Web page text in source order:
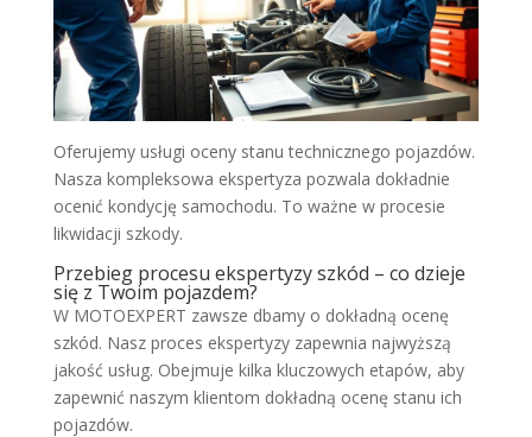
Oferujemy usługi oceny stanu technicznego pojazdów.
Nasza kompleksowa ekspertyza pozwala dokładnie
ocenić kondycję samochodu. To ważne w procesie
likwidacji szkody.
Przebieg procesu ekspertyzy szkód – co dzieje
się z Twoim pojazdem?
W MOTOEXPERT zawsze dbamy o dokładną ocenę
szkód. Nasz proces ekspertyzy zapewnia najwyższą
jakość usług. Obejmuje kilka kluczowych etapów, aby
zapewnić naszym klientom dokładną ocenę stanu ich
pojazdów.